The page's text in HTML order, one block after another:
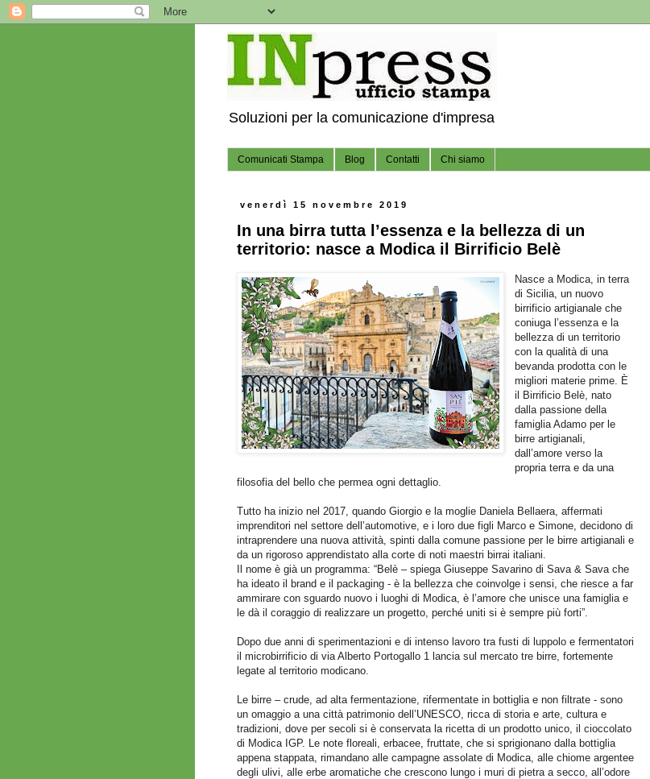
Soluzioni per la comunicazione d'impresa
Comunicati Stampa Blog Contatti Chi siamo
venerdì 15 novembre 2019
In una birra tutta l’essenza e la bellezza di un
territorio: nasce a Modica il Birrificio Belè
Nasce a Modica, in terra
di Sicilia, un nuovo
birrificio artigianale che
coniuga l’essenza e la
bellezza di un territorio
con la qualità di una
bevanda prodotta con le
migliori materie prime. È
il Birrificio Belè, nato
dalla passione della
famiglia Adamo per le
birre artigianali,
dall’amore verso la
propria terra e da una
filosofia del bello che permea ogni dettaglio.
Tutto ha inizio nel 2017, quando Giorgio e la moglie Daniela Bellaera, affermati
imprenditori nel settore dell’automotive, e i loro due figli Marco e Simone, decidono di
intraprendere una nuova attività, spinti dalla comune passione per le birre artigianali e
da un rigoroso apprendistato alla corte di noti maestri birrai italiani.
Il nome è già un programma: “Belè – spiega Giuseppe Savarino di Sava & Sava che
ha ideato il brand e il packaging - è la bellezza che coinvolge i sensi, che riesce a far
ammirare con sguardo nuovo i luoghi di Modica, è l’amore che unisce una famiglia e
le dà il coraggio di realizzare un progetto, perché uniti si è sempre più forti”.
Dopo due anni di sperimentazioni e di intenso lavoro tra fusti di luppolo e fermentatori
il microbirrificio di via Alberto Portogallo 1 lancia sul mercato tre birre, fortemente
legate al territorio modicano.
Le birre – crude, ad alta fermentazione, rifermentate in bottiglia e non filtrate - sono
un omaggio a una città patrimonio dell’UNESCO, ricca di storia e arte, cultura e
tradizioni, dove per secoli si è conservata la ricetta di un prodotto unico, il cioccolato
di Modica IGP. Le note floreali, erbacee, fruttate, che si sprigionano dalla bottiglia
appena stappata, rimandano alle campagne assolate di Modica, alle chiome argentee
degli ulivi, alle erbe aromatiche che crescono lungo i muri di pietra a secco, all’odore